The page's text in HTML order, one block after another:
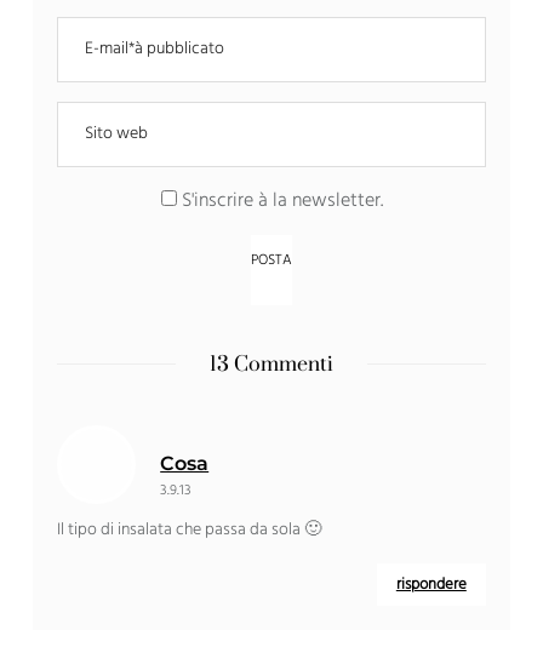
S'inscrire à la newsletter.
13 Commenti
Cosa
3.9.13
Il tipo di insalata che passa da sola 🙂
rispondere